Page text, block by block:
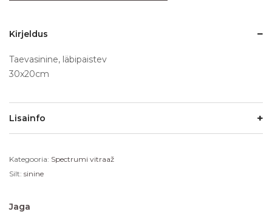
Kirjeldus
Taevasinine, läbipaistev
30x20cm
Lisainfo
Kategooria: Spectrumi vitraaž
Silt: sinine
Jaga